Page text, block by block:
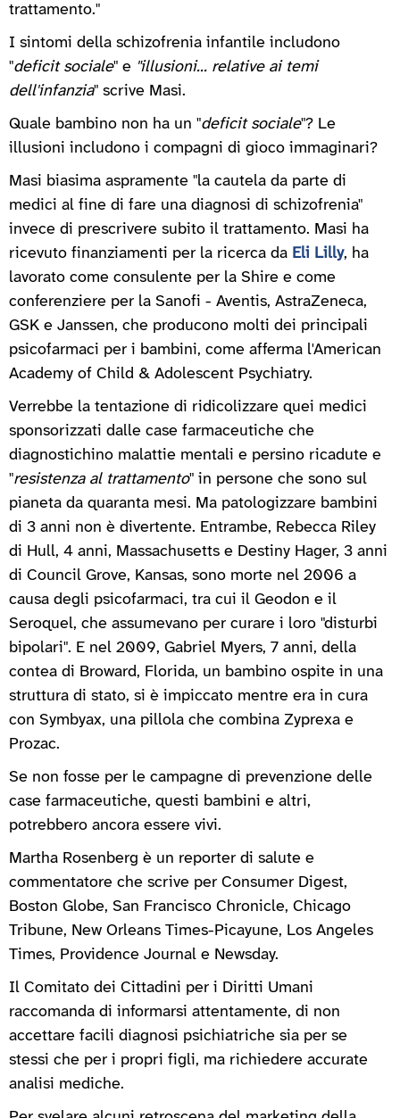
trattamento."
I sintomi della schizofrenia infantile includono
"deficit sociale" e "illusioni... relative ai temi
dell'infanzia" scrive Masi.
Quale bambino non ha un "deficit sociale"? Le
illusioni includono i compagni di gioco immaginari?
Masi biasima aspramente "la cautela da parte di
medici al fine di fare una diagnosi di schizofrenia"
invece di prescrivere subito il trattamento. Masi ha
ricevuto finanziamenti per la ricerca da Eli Lilly, ha
lavorato come consulente per la Shire e come
conferenziere per la Sanofi - Aventis, AstraZeneca,
GSK e Janssen, che producono molti dei principali
psicofarmaci per i bambini, come afferma l'American
Academy of Child & Adolescent Psychiatry.
Verrebbe la tentazione di ridicolizzare quei medici
sponsorizzati dalle case farmaceutiche che
diagnostichino malattie mentali e persino ricadute e
"resistenza al trattamento" in persone che sono sul
pianeta da quaranta mesi. Ma patologizzare bambini
di 3 anni non è divertente. Entrambe, Rebecca Riley
di Hull, 4 anni, Massachusetts e Destiny Hager, 3 anni
di Council Grove, Kansas, sono morte nel 2006 a
causa degli psicofarmaci, tra cui il Geodon e il
Seroquel, che assumevano per curare i loro "disturbi
bipolari". E nel 2009, Gabriel Myers, 7 anni, della
contea di Broward, Florida, un bambino ospite in una
struttura di stato, si è impiccato mentre era in cura
con Symbyax, una pillola che combina Zyprexa e
Prozac.
Se non fosse per le campagne di prevenzione delle
case farmaceutiche, questi bambini e altri,
potrebbero ancora essere vivi.
Martha Rosenberg è un reporter di salute e
commentatore che scrive per Consumer Digest,
Boston Globe, San Francisco Chronicle, Chicago
Tribune, New Orleans Times-Picayune, Los Angeles
Times, Providence Journal e Newsday.
Il Comitato dei Cittadini per i Diritti Umani
raccomanda di informarsi attentamente, di non
accettare facili diagnosi psichiatriche sia per se
stessi che per i propri figli, ma richiedere accurate
analisi mediche.